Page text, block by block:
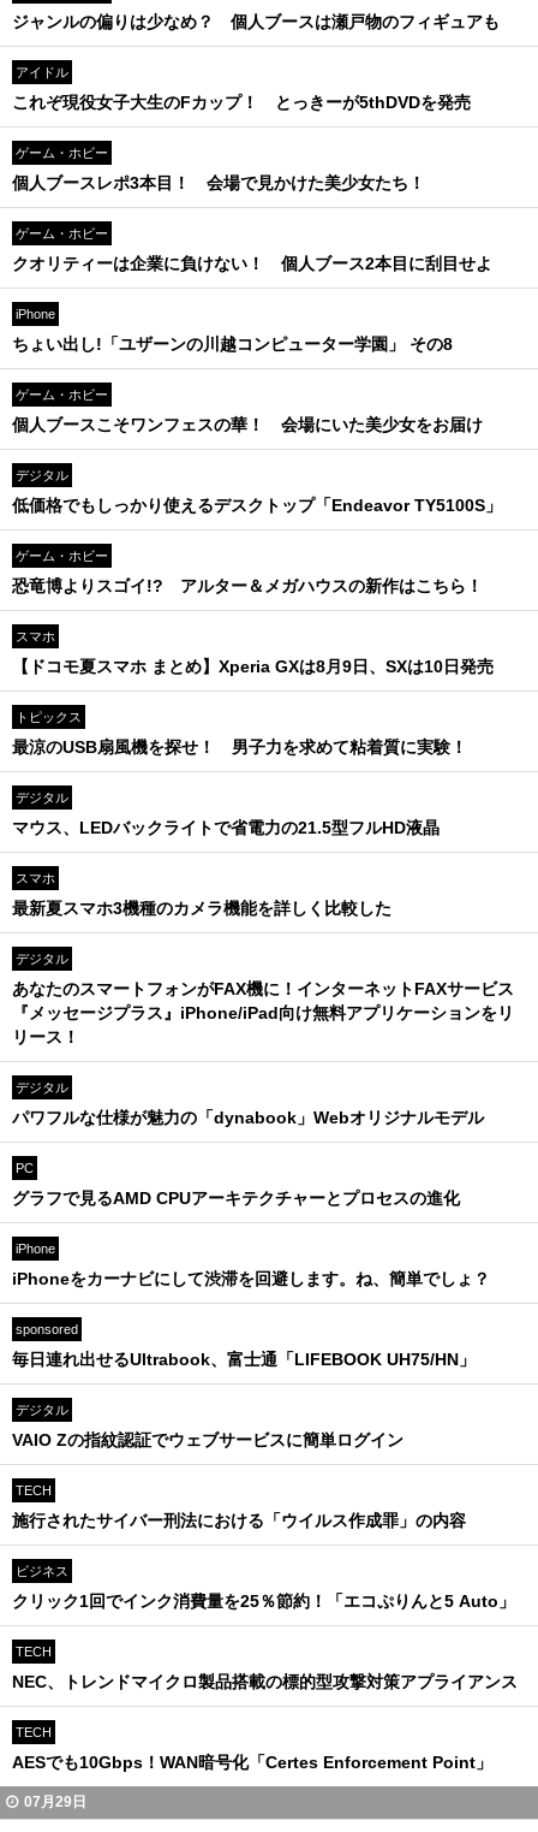
ジャンルの偏りは少なめ？ 個人ブースは瀬戸物のフィギュアも
アイドル
これぞ現役女子大生のFカップ！ とっきーが5thDVDを発売
ゲーム・ホビー
個人ブースレポ3本目！ 会場で見かけた美少女たち！
ゲーム・ホビー
クオリティーは企業に負けない！ 個人ブース2本目に刮目せよ
iPhone
ちょい出し!「ユザーンの川越コンピューター学園」 その8
ゲーム・ホビー
個人ブースこそワンフェスの華！ 会場にいた美少女をお届け
デジタル
低価格でもしっかり使えるデスクトップ「Endeavor TY5100S」
ゲーム・ホビー
恐竜博よりスゴイ!? アルター＆メガハウスの新作はこちら！
スマホ
【ドコモ夏スマホ まとめ】Xperia GXは8月9日、SXは10日発売
トピックス
最涼のUSB扇風機を探せ！ 男子力を求めて粘着質に実験！
デジタル
マウス、LEDバックライトで省電力の21.5型フルHD液晶
スマホ
最新夏スマホ3機種のカメラ機能を詳しく比較した
デジタル
あなたのスマートフォンがFAX機に！インターネットFAXサービス
『メッセージプラス』iPhone/iPad向け無料アプリケーションをリ
リース！
デジタル
パワフルな仕様が魅力の「dynabook」Webオリジナルモデル
PC
グラフで見るAMD CPUアーキテクチャーとプロセスの進化
iPhone
iPhoneをカーナビにして渋滞を回避します。ね、簡単でしょ？
sponsored
毎日連れ出せるUltrabook、富士通「LIFEBOOK UH75/HN」
デジタル
VAIO Zの指紋認証でウェブサービスに簡単ログイン
TECH
施行されたサイバー刑法における「ウイルス作成罪」の内容
ビジネス
クリック1回でインク消費量を25％節約！「エコぷりんと5 Auto」
TECH
NEC、トレンドマイクロ製品搭載の標的型攻撃対策アプライアンス
TECH
AESでも10Gbps！WAN暗号化「Certes Enforcement Point」
07月29日